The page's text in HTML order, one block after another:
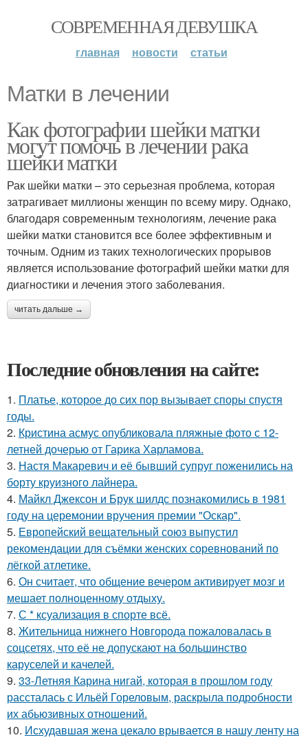
СОВРЕМЕННАЯ ДЕВУШКА
главная новости статьи
Матки в лечении
Как фотографии шейки матки
могут помочь в лечении рака
шейки матки
Рак шейки матки – это серьезная проблема, которая
затрагивает миллионы женщин по всему миру. Однако,
благодаря современным технологиям, лечение рака
шейки матки становится все более эффективным и
точным. Одним из таких технологических прорывов
является использование фотографий шейки матки для
диагностики и лечения этого заболевания.
читать дальше →
Последние обновления на сайте:
1. Платье, которое до сих пор вызывает споры спустя
годы.
2. Кристина асмус опубликовала пляжные фото с 12-
летней дочерью от Гарика Харламова.
3. Настя Макаревич и её бывший супруг поженились на
борту круизного лайнера.
4. Майкл Джексон и Брук шилдс познакомились в 1981
году на церемонии вручения премии "Оскар".
5. Европейский вещательный союз выпустил
рекомендации для съёмки женских соревнований по
лёгкой атлетике.
6. Он считает, что общение вечером активирует мозг и
мешает полноценному отдыху.
7. С * ксуализация в спорте всё.
8. Жительница нижнего Новгорода пожаловалась в
соцсетях, что её не допускают на большинство
каруселей и качелей.
9. 33-Летняя Карина нигай, которая в прошлом году
рассталась с Ильёй Гореловым, раскрыла подробности
их абьюзивных отношений.
10. Исхудавшая жена цекало врывается в нашу ленту на